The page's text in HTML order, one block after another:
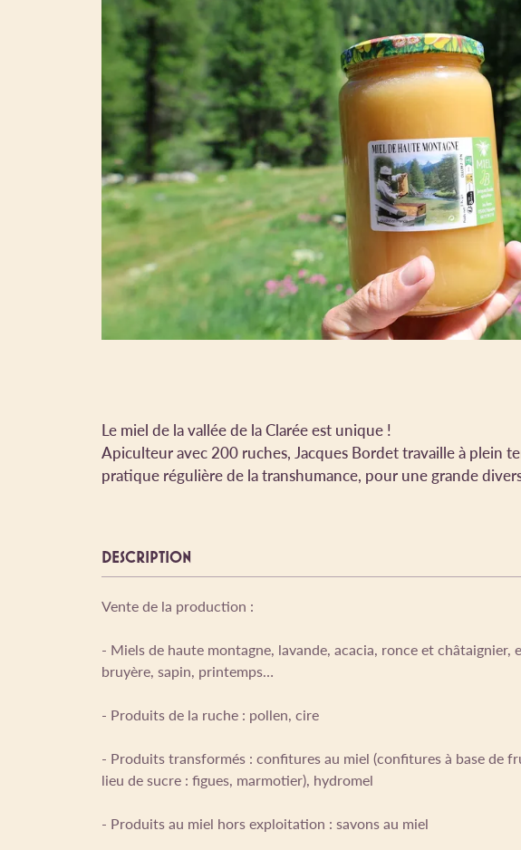
Le miel de la vallée de la Clarée est unique !
Apiculteur avec 200 ruches, Jacques Bordet travaille à plein
pratique régulière de la transhumance, pour une grande
DESCRIPTION
Vente de la production :
- Miels de haute montagne, lavande, acacia, ronce et
bruyère, sapin, printemps…
- Produits de la ruche : pollen, cire
- Produits transformés : confitures au miel (confitures à base de
lieu de sucre : figues, marmotier), hydromel
- Produits au miel hors exploitation : savons au miel